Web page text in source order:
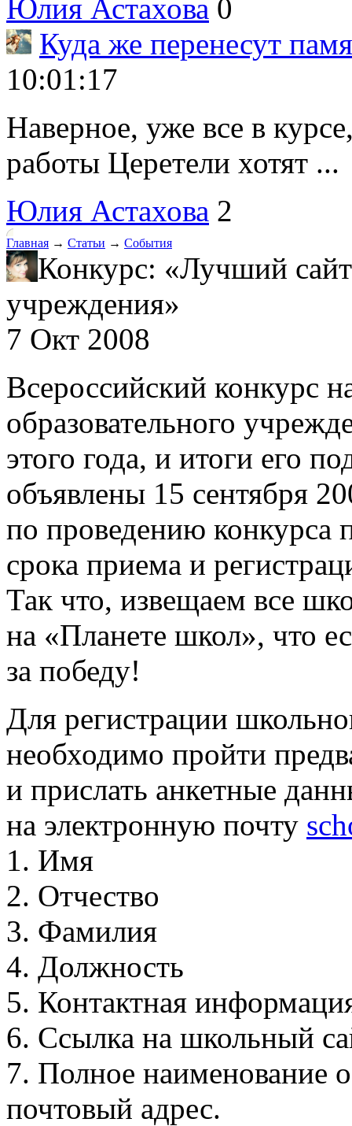
Юлия Астахова 0
Куда же перенесут
10:01:17
Наверное, уже все в
работы Церетели хотят ...
Юлия Астахова 2
Главная → Статьи → События
Конкурс: «Лучший сайт
учреждения»
7 Окт 2008
Всероссийский конкурс
образовательного
этого года, и итоги его
объявлены 15 сентября
по проведению конкурса
срока приема и
Так что, извещаем все
на «Планете школ», что
за победу!
Для регистрации
необходимо пройти
и прислать анкетные
на электронную почту
1. Имя
2. Отчество
3. Фамилия
4. Должность
5. Контактная
6. Ссылка на школьный
7. Полное наименование
почтовый адрес.